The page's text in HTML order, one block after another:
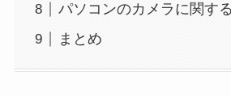
パソコンのカメラに関す
まとめ